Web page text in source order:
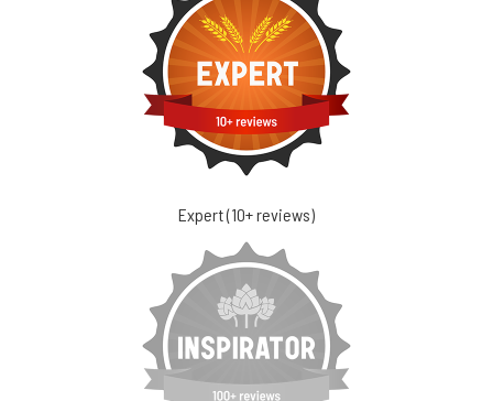
Expert (10+ reviews)